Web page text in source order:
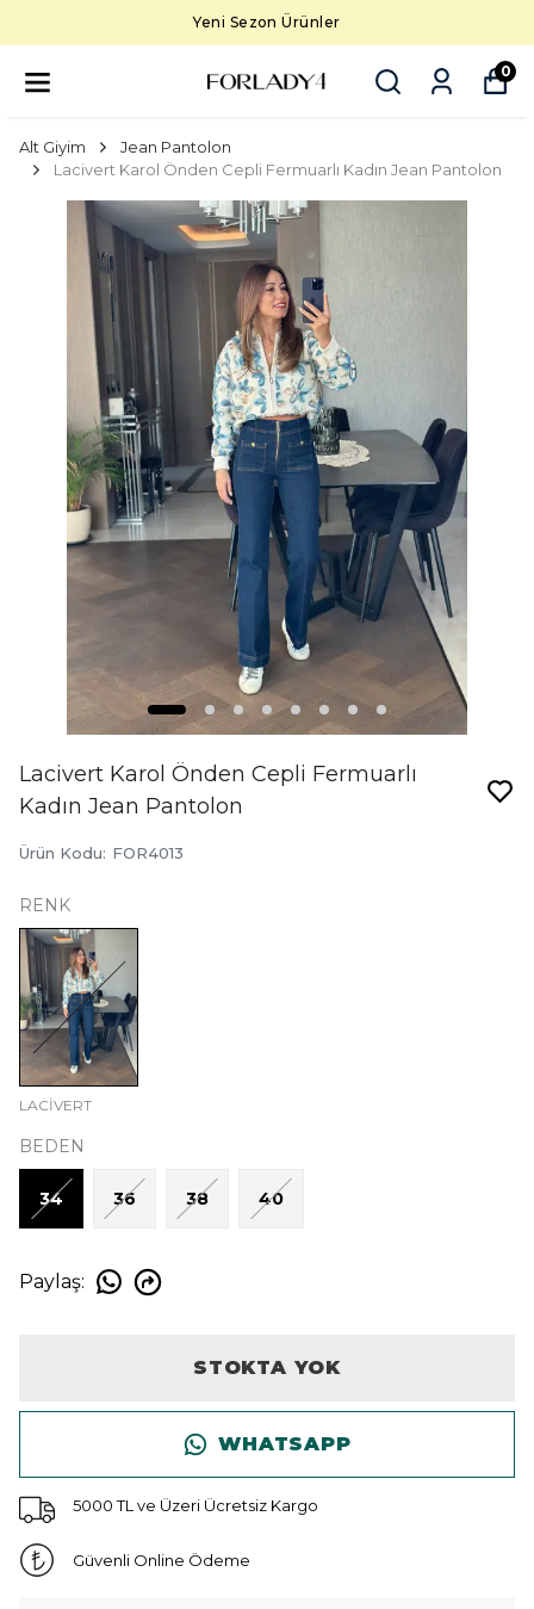
Yeni Sezon Ürünler
0
Alt Giyim
Jean Pantolon
Lacivert Karol Önden Cepli Fermuarlı Kadın Jean Pantolon
Lacivert Karol Önden Cepli Fermuarlı
Kadın Jean Pantolon
Ürün Kodu: FOR4013
RENK
LACİVERT
BEDEN
34 36 38 40
Paylaş:
STOKTA YOK
WHATSAPP
5000 TL ve Üzeri Ücretsiz Kargo
Güvenli Online Ödeme